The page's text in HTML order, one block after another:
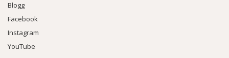
Blogg
Facebook
Instagram
YouTube